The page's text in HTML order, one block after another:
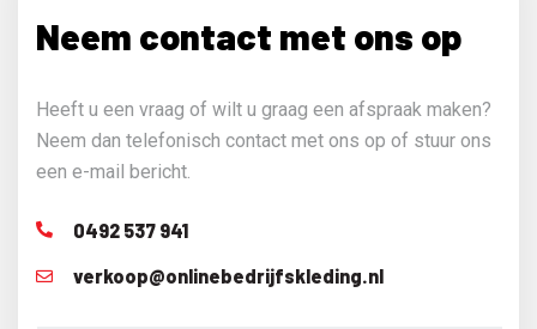
Neem contact met ons op
Heeft u een vraag of wilt u graag een afspraak maken?
Neem dan telefonisch contact met ons op of stuur ons
een e-mail bericht.
0492 537 941
verkoop@onlinebedrijfskleding.nl